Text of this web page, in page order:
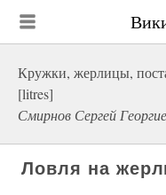
Кружки, жерлицы,
[litres]
Смирнов Сергей
Ловля на